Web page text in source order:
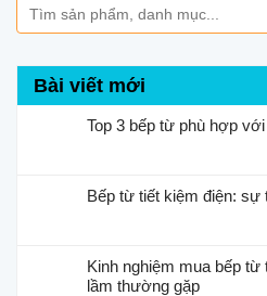
Bài viết mới
Top 3 bếp từ phù hợp
Bếp từ tiết kiệm điện: sự
Kinh nghiệm mua bếp
lầm thường gặp